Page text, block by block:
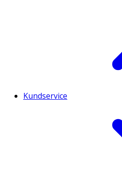
Kundservice